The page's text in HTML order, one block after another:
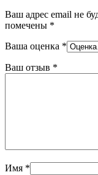
Ваш адрес email не
помечены *
Ваша оценка *
Ваш отзыв *
Имя *